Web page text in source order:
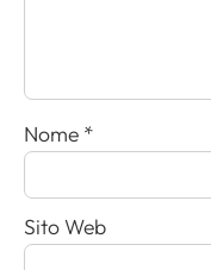
Nome *
Sito Web